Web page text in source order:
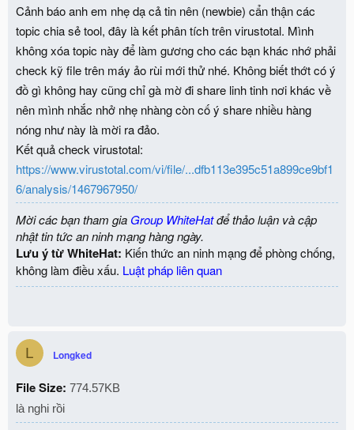
Cảnh báo anh em nhẹ dạ cả tin nên (newbie) cẩn thận các
topic chia sẻ tool, đây là kết phân tích trên virustotal. Mình
không xóa topic này để làm gương cho các bạn khác nhớ phải
check kỹ file trên máy ảo rùi mới thử nhé. Không biết thớt có ý
đồ gì không hay cũng chỉ gà mờ đi share linh tinh nơi khác về
nên mình nhắc nhở nhẹ nhàng còn cố ý share nhiều hàng
nóng như này là mời ra đảo.
Kết quả check virustotal:
https://www.virustotal.com/vi/file/...dfb113e395c51a899ce9bf1
6/analysis/1467967950/
Mời các bạn tham gia Group WhiteHatđể thảo luận và cập
nhật tin tức an ninh mạng hàng ngày.
Lưu ý từ WhiteHat: Kiến thức an ninh mạng để phòng chống,
không làm điều xấu. Luật pháp liên quan
L Longked
File Size: 774.57KB
là nghi rồi